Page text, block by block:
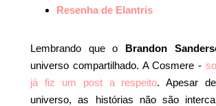
Resenha de Elantris
Lembrando que o Brandon
universo compartilhado. A Cosmere -
já fiz um post a respeito. Apesar
universo, as histórias não são